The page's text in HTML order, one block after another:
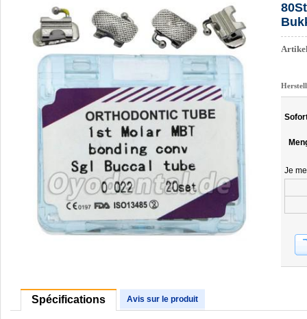
Je
Spécifications Avis sur le produit